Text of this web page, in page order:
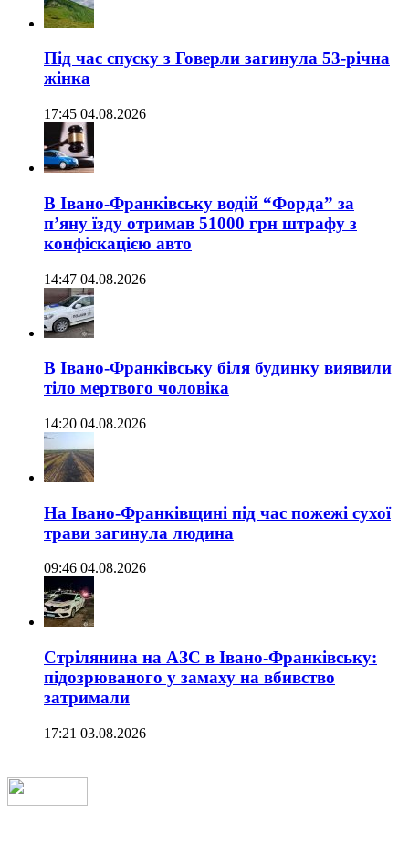
Під час спуску з Говерли загинула 53-річна
жінка
17:45 04.08.2026
В Івано-Франківську водій “Форда” за
п’яну їзду отримав 51000 грн штрафу з
конфіскацією авто
14:47 04.08.2026
В Івано-Франківську біля будинку виявили
тіло мертвого чоловіка
14:20 04.08.2026
На Івано-Франківщині під час пожежі сухої
трави загинула людина
09:46 04.08.2026
Стрілянина на АЗС в Івано-Франківську:
підозрюваного у замаху на вбивство
затримали
17:21 03.08.2026